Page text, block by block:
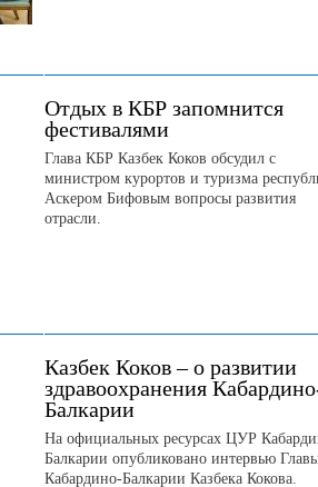
Отдых в КБР запомнится
фестивалями
Глава КБР Казбек Коков обсудил с
министром курортов и туризма
Аскером Бифовым вопросы развития
отрасли.
Казбек Коков – о развитии
здравоохранения
Балкарии
На официальных ресурсах ЦУР
Балкарии опубликовано интервью
Кабардино-Балкарии Казбека Кокова.